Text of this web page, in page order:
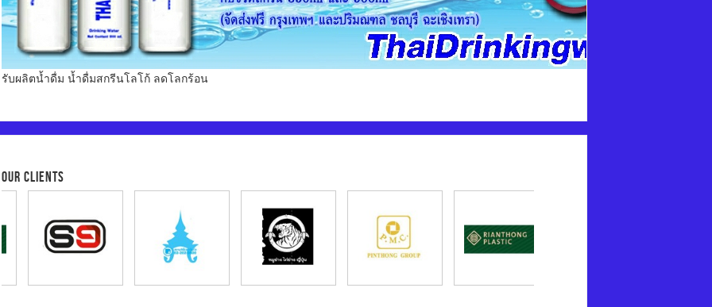
รับผลิตน้ำดื่ม น้ำดื่มสกรีนโลโก้ ลดโลกร้อน
OUR CLIENTS